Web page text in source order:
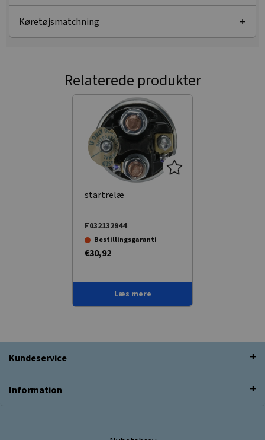
Køretøjsmatchning
Relaterede produkter
startrelæ
F032132944
Bestillingsgaranti
€30,92
Læs mere
Kundeservice
Information